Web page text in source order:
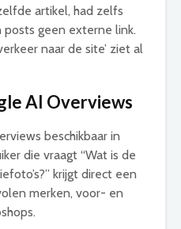
artikel, had zelfs
geen externe link.
naar de site’ ziet al
AI Overviews
beschikbaar in
die vraagt “Wat is de
krijgt direct een
merken, voor- en